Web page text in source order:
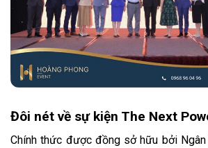
Đôi nét về sự kiện The Next
Chính thức được đồng sở hữu bởi Ngân